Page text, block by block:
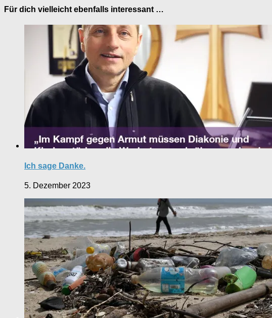
Für dich vielleicht ebenfalls interessant …
Ich sage Danke.
5. Dezember 2023